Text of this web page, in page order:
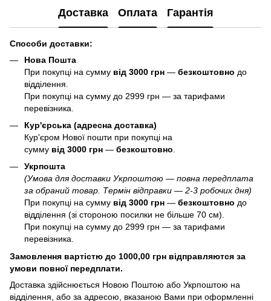
Доставка Оплата Гарантія
Способи доставки:
Нова Пошта
При покупці на сумму від 3000 грн — безкоштовно до
відділення.
При покупці на сумму до 2999 грн — за тарифами
перевізника.
Кур'єрська (адресна доставка)
Кур'єром Нової пошти при покупці на
сумму від 3000 грн — безкоштовно
Укрпошта
(Умова для доставки Укрпоштою — повна передплата
за обраний товар. Термін відправки — 2-3 робочих дня)
При покупці на сумму від 3000 грн — безкоштовно до
відділення (зі стороною посилки не більше 70 см).
При покупці на сумму до 2999 грн — за тарифами
перевізника.
Замовлення вартістю до 1000,00 грн відправляются за
умови повної передплати.
Доставка здійснюється Новою Поштою або Укрпоштою на
відділення, або за адресою, вказаною Вами при оформленні